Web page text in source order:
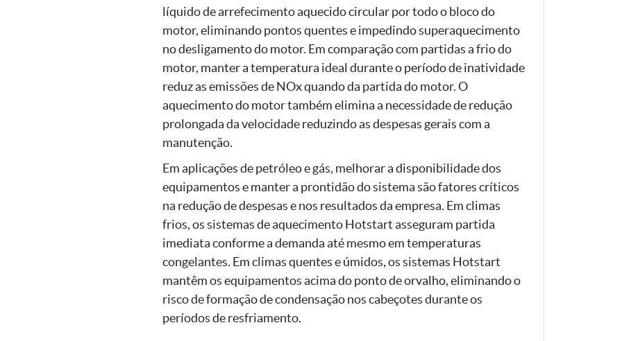
líquido de arrefecimento aquecido circular por todo o bloco do
motor, eliminando pontos quentes e impedindo superaquecimento
no desligamento do motor. Em comparação com partidas a frio do
motor, manter a temperatura ideal durante o período de inatividade
reduz as emissões de NOx quando da partida do motor. O
aquecimento do motor também elimina a necessidade de redução
prolongada da velocidade reduzindo as despesas gerais com a
manutenção.
Em aplicações de petróleo e gás, melhorar a disponibilidade dos
equipamentos e manter a prontidão do sistema são fatores críticos
na redução de despesas e nos resultados da empresa. Em climas
frios, os sistemas de aquecimento Hotstart asseguram partida
imediata conforme a demanda até mesmo em temperaturas
congelantes. Em climas quentes e úmidos, os sistemas Hotstart
mantêm os equipamentos acima do ponto de orvalho, eliminando o
risco de formação de condensação nos cabeçotes durante os
períodos de resfriamento.